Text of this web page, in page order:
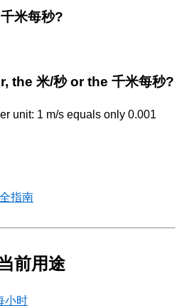
米每秒?
the 米/秒 or the 千米每秒?
unit: 1 m/s equals only 0.001
指南
前用途
小时